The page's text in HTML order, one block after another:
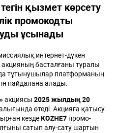
қызмет көрсету
промокодты
ұсынады
интернет-дүкен
акцияның басталғаны туралы
тұтынушылар платформаның
пайдалана алады.
акциясы 2025 жылдың 20
өтеді. Акцияға қатысу
кездеKOZHE7 промо-
сатып алу-сату шартын